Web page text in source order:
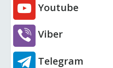
Youtube
Viber
Telegram